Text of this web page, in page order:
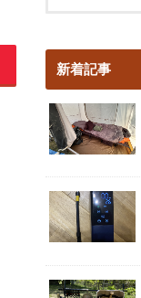
新着記事